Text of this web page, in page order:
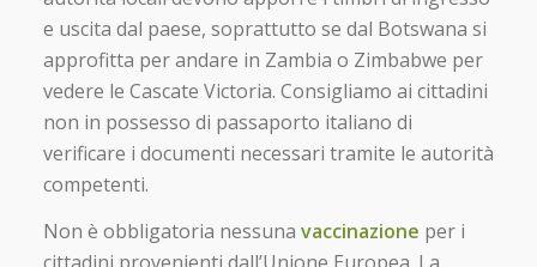
e uscita dal paese, soprattutto se dal Botswana si
approfitta per andare in Zambia o Zimbabwe per
vedere le Cascate Victoria. Consigliamo ai cittadini
non in possesso di passaporto italiano di
verificare i documenti necessari tramite le autorità
competenti.
Non è obbligatoria nessuna vaccinazione per i